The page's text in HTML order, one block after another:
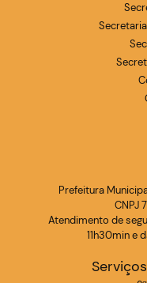
Prefeitura
CNPJ
Atendimento de
11h30min e